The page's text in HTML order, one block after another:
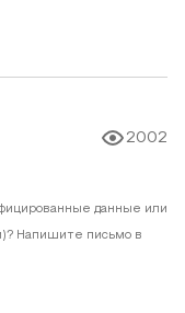
2002
данные или
Напишите письмо в